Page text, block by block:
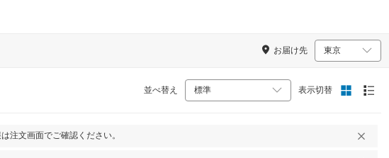
お届け先
並べ替え 表示切替
注文画面でご確認ください。